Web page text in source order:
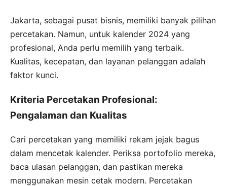
Jakarta, sebagai pusat bisnis, memiliki banyak pilihan
percetakan. Namun, untuk kalender 2024 yang
profesional, Anda perlu memilih yang terbaik.
Kualitas, kecepatan, dan layanan pelanggan adalah
faktor kunci.
Kriteria Percetakan Profesional:
Pengalaman dan Kualitas
Cari percetakan yang memiliki rekam jejak bagus
dalam mencetak kalender. Periksa portofolio mereka,
baca ulasan pelanggan, dan pastikan mereka
menggunakan mesin cetak modern. Percetakan